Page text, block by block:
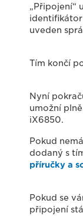
„Připojení“
identifikátor
uveden
Tím končí
Nyní
umožní
iX6850.
Pokud
dodaný s
příručky a
Pokud se
připojení